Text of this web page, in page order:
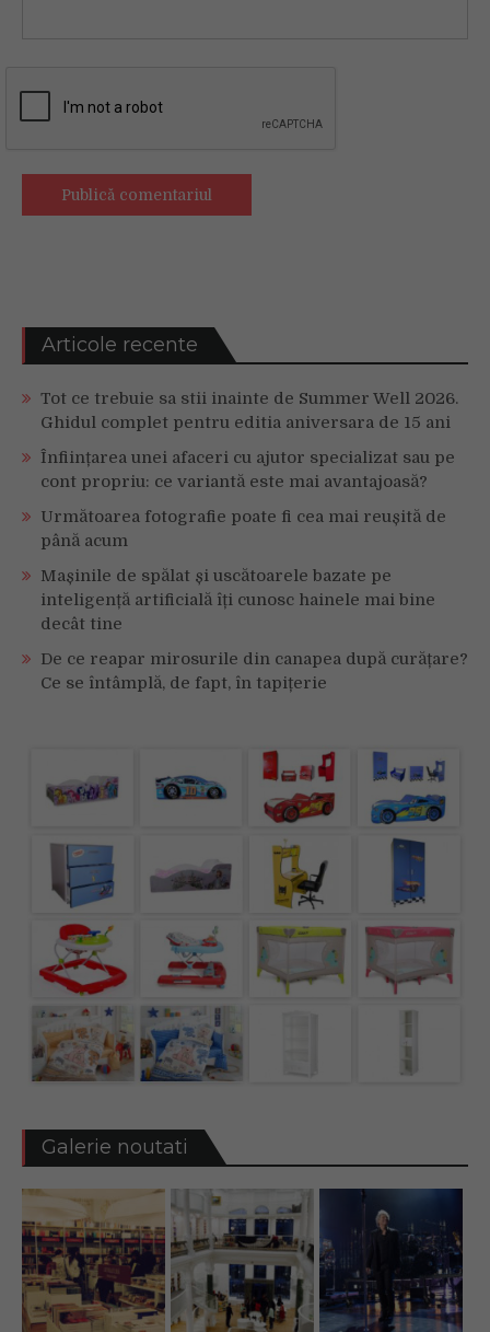
Articole recente
Tot ce trebuie sa stii inainte de Summer Well 2026.
Ghidul complet pentru editia aniversara de 15 ani
Înființarea unei afaceri cu ajutor specializat sau pe
cont propriu: ce variantă este mai avantajoasă?
Următoarea fotografie poate fi cea mai reușită de
până acum
Mașinile de spălat și uscătoarele bazate pe
inteligență artificială îți cunosc hainele mai bine
decât tine
De ce reapar mirosurile din canapea după curățare?
Ce se întâmplă, de fapt, în tapițerie
Galerie noutati